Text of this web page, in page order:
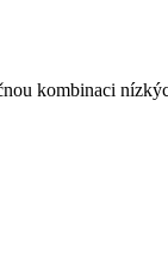
kombinaci